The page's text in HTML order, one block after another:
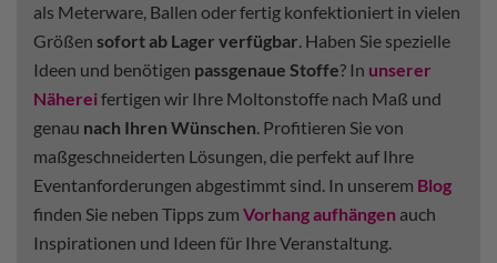
als Meterware, Ballen oder fertig konfektioniert in vielen
Größen sofort ab Lager verfügbar. Haben Sie spezielle
Ideen und benötigen passgenaue Stoffe? In unserer
Nähereifertigen wir Ihre Moltonstoffe nach Maß und
genau nach Ihren Wünschen. Profitieren Sie von
maßgeschneiderten Lösungen, die perfekt auf Ihre
Eventanforderungen abgestimmt sind. In unserem Blog
finden Sie neben Tipps zum Vorhang aufhängen auch
Inspirationen und Ideen für Ihre Veranstaltung.